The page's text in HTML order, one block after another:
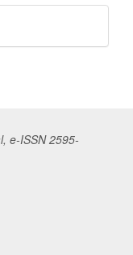
e-ISSN 2595-